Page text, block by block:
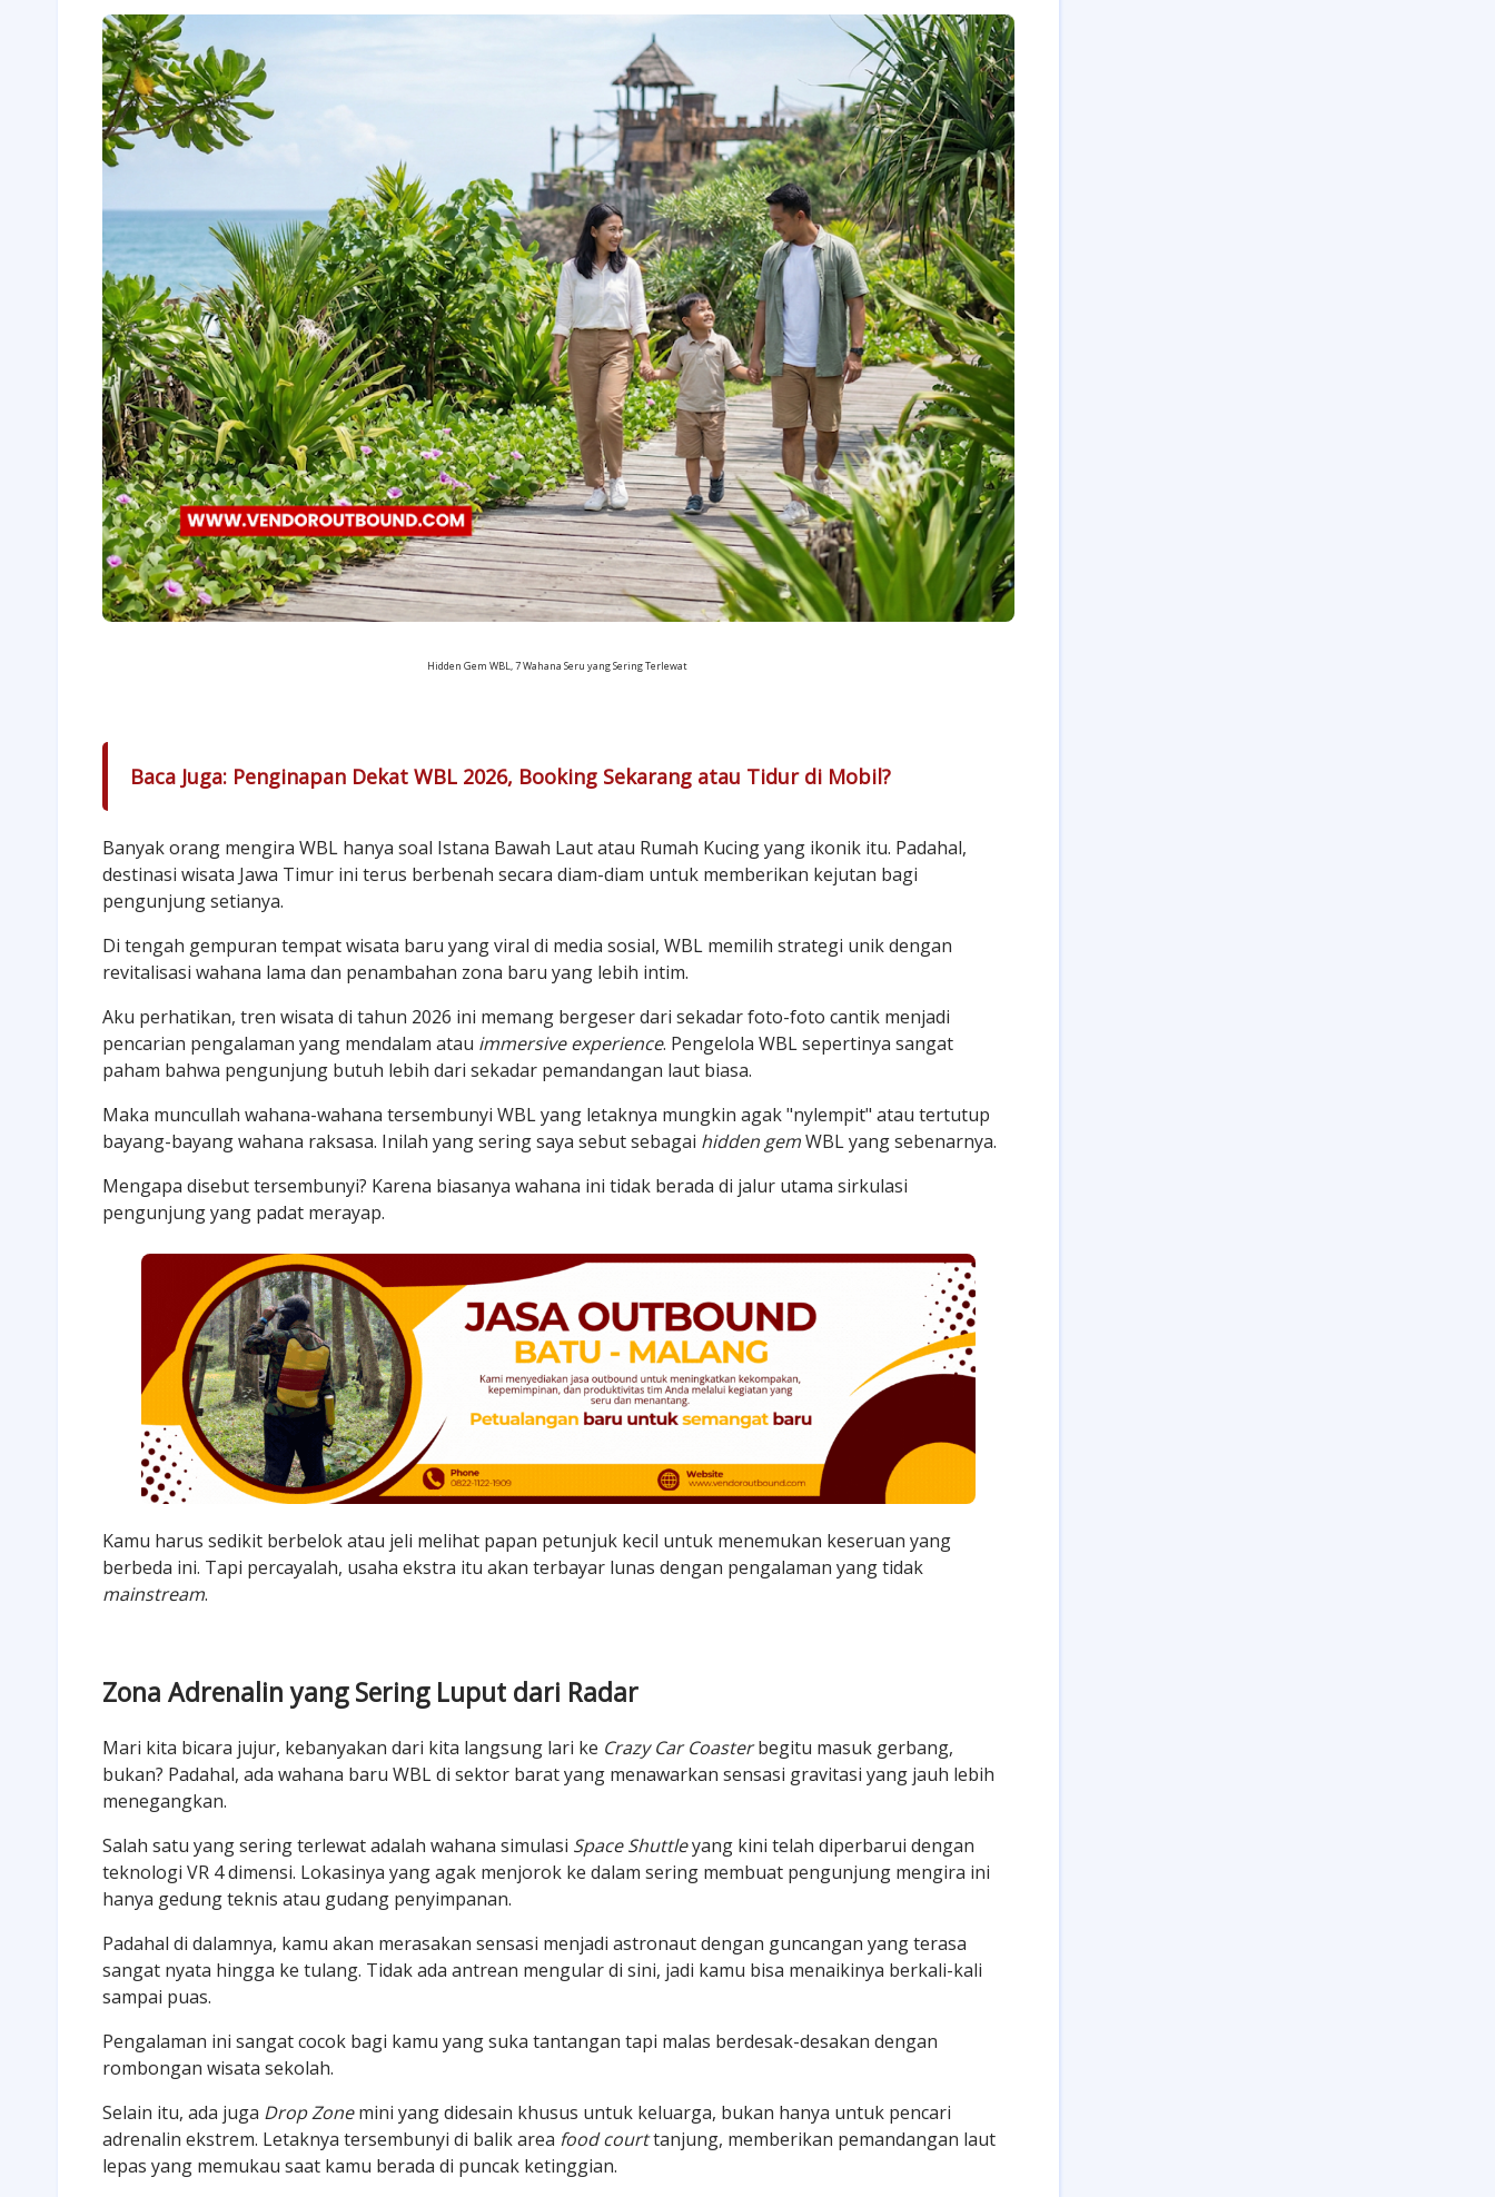
Hidden Gem WBL, 7 Wahana Seru yang Sering Terlewat
Baca Juga: Penginapan Dekat WBL 2026, Booking Sekarang atau Tidur di Mobil?
Banyak orang mengira WBL hanya soal Istana Bawah Laut atau Rumah Kucing yang ikonik itu. Padahal,
destinasi wisata Jawa Timur ini terus berbenah secara diam-diam untuk memberikan kejutan bagi
pengunjung setianya.
Di tengah gempuran tempat wisata baru yang viral di media sosial, WBL memilih strategi unik dengan
revitalisasi wahana lama dan penambahan zona baru yang lebih intim.
Aku perhatikan, tren wisata di tahun 2026 ini memang bergeser dari sekadar foto-foto cantik menjadi
pencarian pengalaman yang mendalam atau immersive experience. Pengelola WBL sepertinya sangat
paham bahwa pengunjung butuh lebih dari sekadar pemandangan laut biasa.
Maka muncullah wahana-wahana tersembunyi WBL yang letaknya mungkin agak "nylempit" atau tertutup
bayang-bayang wahana raksasa. Inilah yang sering saya sebut sebagai hidden gemWBL yang sebenarnya.
Mengapa disebut tersembunyi? Karena biasanya wahana ini tidak berada di jalur utama sirkulasi
pengunjung yang padat merayap.
Kamu harus sedikit berbelok atau jeli melihat papan petunjuk kecil untuk menemukan keseruan yang
berbeda ini. Tapi percayalah, usaha ekstra itu akan terbayar lunas dengan pengalaman yang tidak
mainstream.
Zona Adrenalin yang Sering Luput dari Radar
Mari kita bicara jujur, kebanyakan dari kita langsung lari ke Crazy Car Coasterbegitu masuk gerbang,
bukan? Padahal, ada wahana baru WBL di sektor barat yang menawarkan sensasi gravitasi yang jauh lebih
menegangkan.
Salah satu yang sering terlewat adalah wahana simulasi Space Shuttleyang kini telah diperbarui dengan
teknologi VR 4 dimensi. Lokasinya yang agak menjorok ke dalam sering membuat pengunjung mengira ini
hanya gedung teknis atau gudang penyimpanan.
Padahal di dalamnya, kamu akan merasakan sensasi menjadi astronaut dengan guncangan yang terasa
sangat nyata hingga ke tulang. Tidak ada antrean mengular di sini, jadi kamu bisa menaikinya berkali-kali
sampai puas.
Pengalaman ini sangat cocok bagi kamu yang suka tantangan tapi malas berdesak-desakan dengan
rombongan wisata sekolah.
Selain itu, ada juga Drop Zonemini yang didesain khusus untuk keluarga, bukan hanya untuk pencari
adrenalin ekstrem. Letaknya tersembunyi di balik area food courttanjung, memberikan pemandangan laut
lepas yang memukau saat kamu berada di puncak ketinggian.